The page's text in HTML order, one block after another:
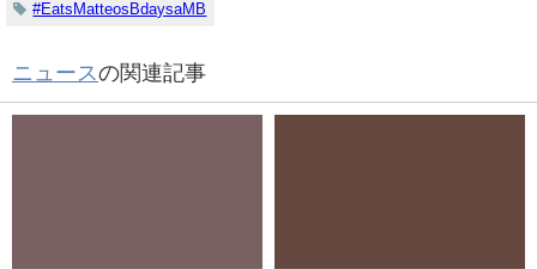
#EatsMatteosBdaysaMB
ニュースの関連記事